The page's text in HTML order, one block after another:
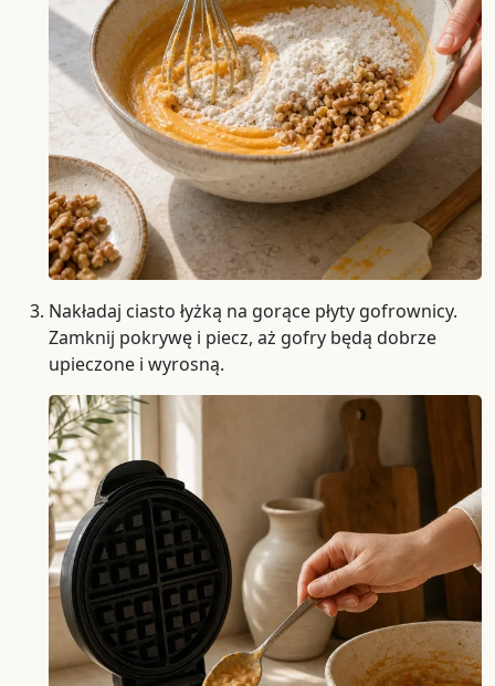
Nakładaj ciasto łyżką na gorące płyty gofrownicy.
Zamknij pokrywę i piecz, aż gofry będą dobrze
upieczone i wyrosną.